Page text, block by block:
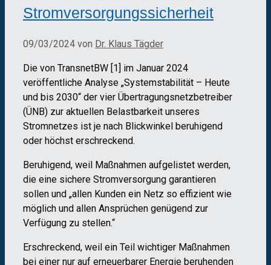
Stromversorgungssicherheit
09/03/2024 von Dr. Klaus Tägder
Die von TransnetBW [1] im Januar 2024
veröffentliche Analyse „Systemstabilität – Heute
und bis 2030“ der vier Übertragungsnetzbetreiber
(ÜNB) zur aktuellen Belastbarkeit unseres
Stromnetzes ist je nach Blickwinkel beruhigend
oder höchst erschreckend.
Beruhigend, weil Maßnahmen aufgelistet werden,
die eine sichere Stromversorgung garantieren
sollen und „allen Kunden ein Netz so effizient wie
möglich und allen Ansprüchen genügend zur
Verfügung zu stellen.“
Erschreckend, weil ein Teil wichtiger Maßnahmen
bei einer nur auf erneuerbarer Energie beruhenden